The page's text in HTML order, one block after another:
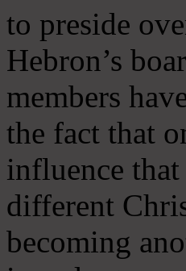
to preside
Hebron’s
members
the fact that
influence
different
becoming